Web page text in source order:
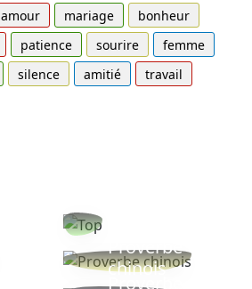
amour mariage
bonheur
patience sourire
femme
silence amitié
travail
Proverbe
chinois
Proverbe